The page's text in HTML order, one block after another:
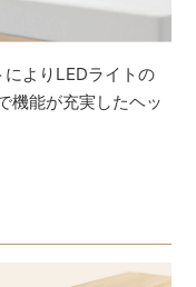
よりLEDライトの
機能が充実したヘッ